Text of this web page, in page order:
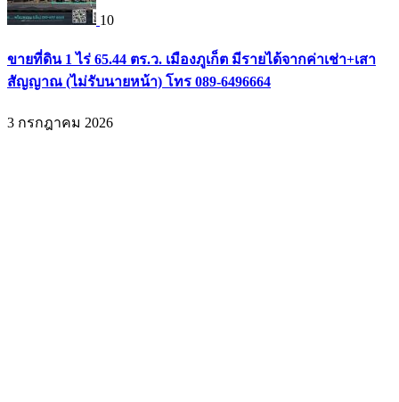
10
ขายที่ดิน 1 ไร่ 65.44 ตร.ว. เมืองภูเก็ต มีรายได้จากค่าเช่า+เสา
สัญญาณ (ไม่รับนายหน้า) โทร 089-6496664
3 กรกฎาคม 2026